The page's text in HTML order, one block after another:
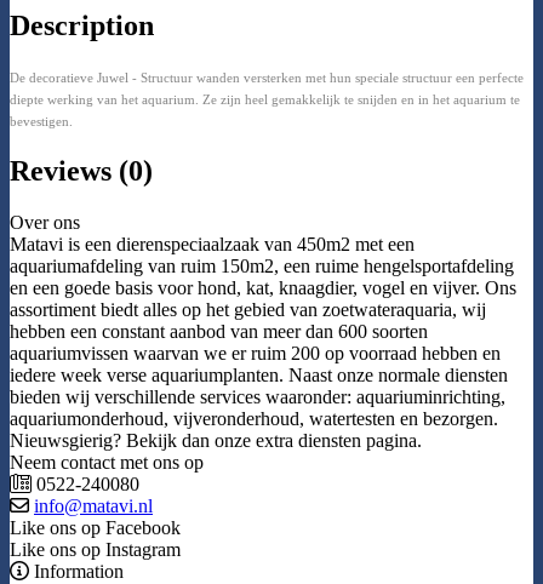
Description
De decoratieve Juwel - Structuur wanden versterken met hun speciale structuur een perfecte
diepte werking van het aquarium. Ze zijn heel gemakkelijk te snijden en in het aquarium te
bevestigen.
Reviews (0)
Over ons
Matavi is een dierenspeciaalzaak van 450m2 met een
aquariumafdeling van ruim 150m2, een ruime hengelsportafdeling
en een goede basis voor hond, kat, knaagdier, vogel en vijver. Ons
assortiment biedt alles op het gebied van zoetwateraquaria, wij
hebben een constant aanbod van meer dan 600 soorten
aquariumvissen waarvan we er ruim 200 op voorraad hebben en
iedere week verse aquariumplanten. Naast onze normale diensten
bieden wij verschillende services waaronder: aquariuminrichting,
aquariumonderhoud, vijveronderhoud, watertesten en bezorgen.
Nieuwsgierig? Bekijk dan onze extra diensten pagina.
Neem contact met ons op
0522-240080
info@matavi.nl
Like ons op Facebook
Like ons op Instagram
Information